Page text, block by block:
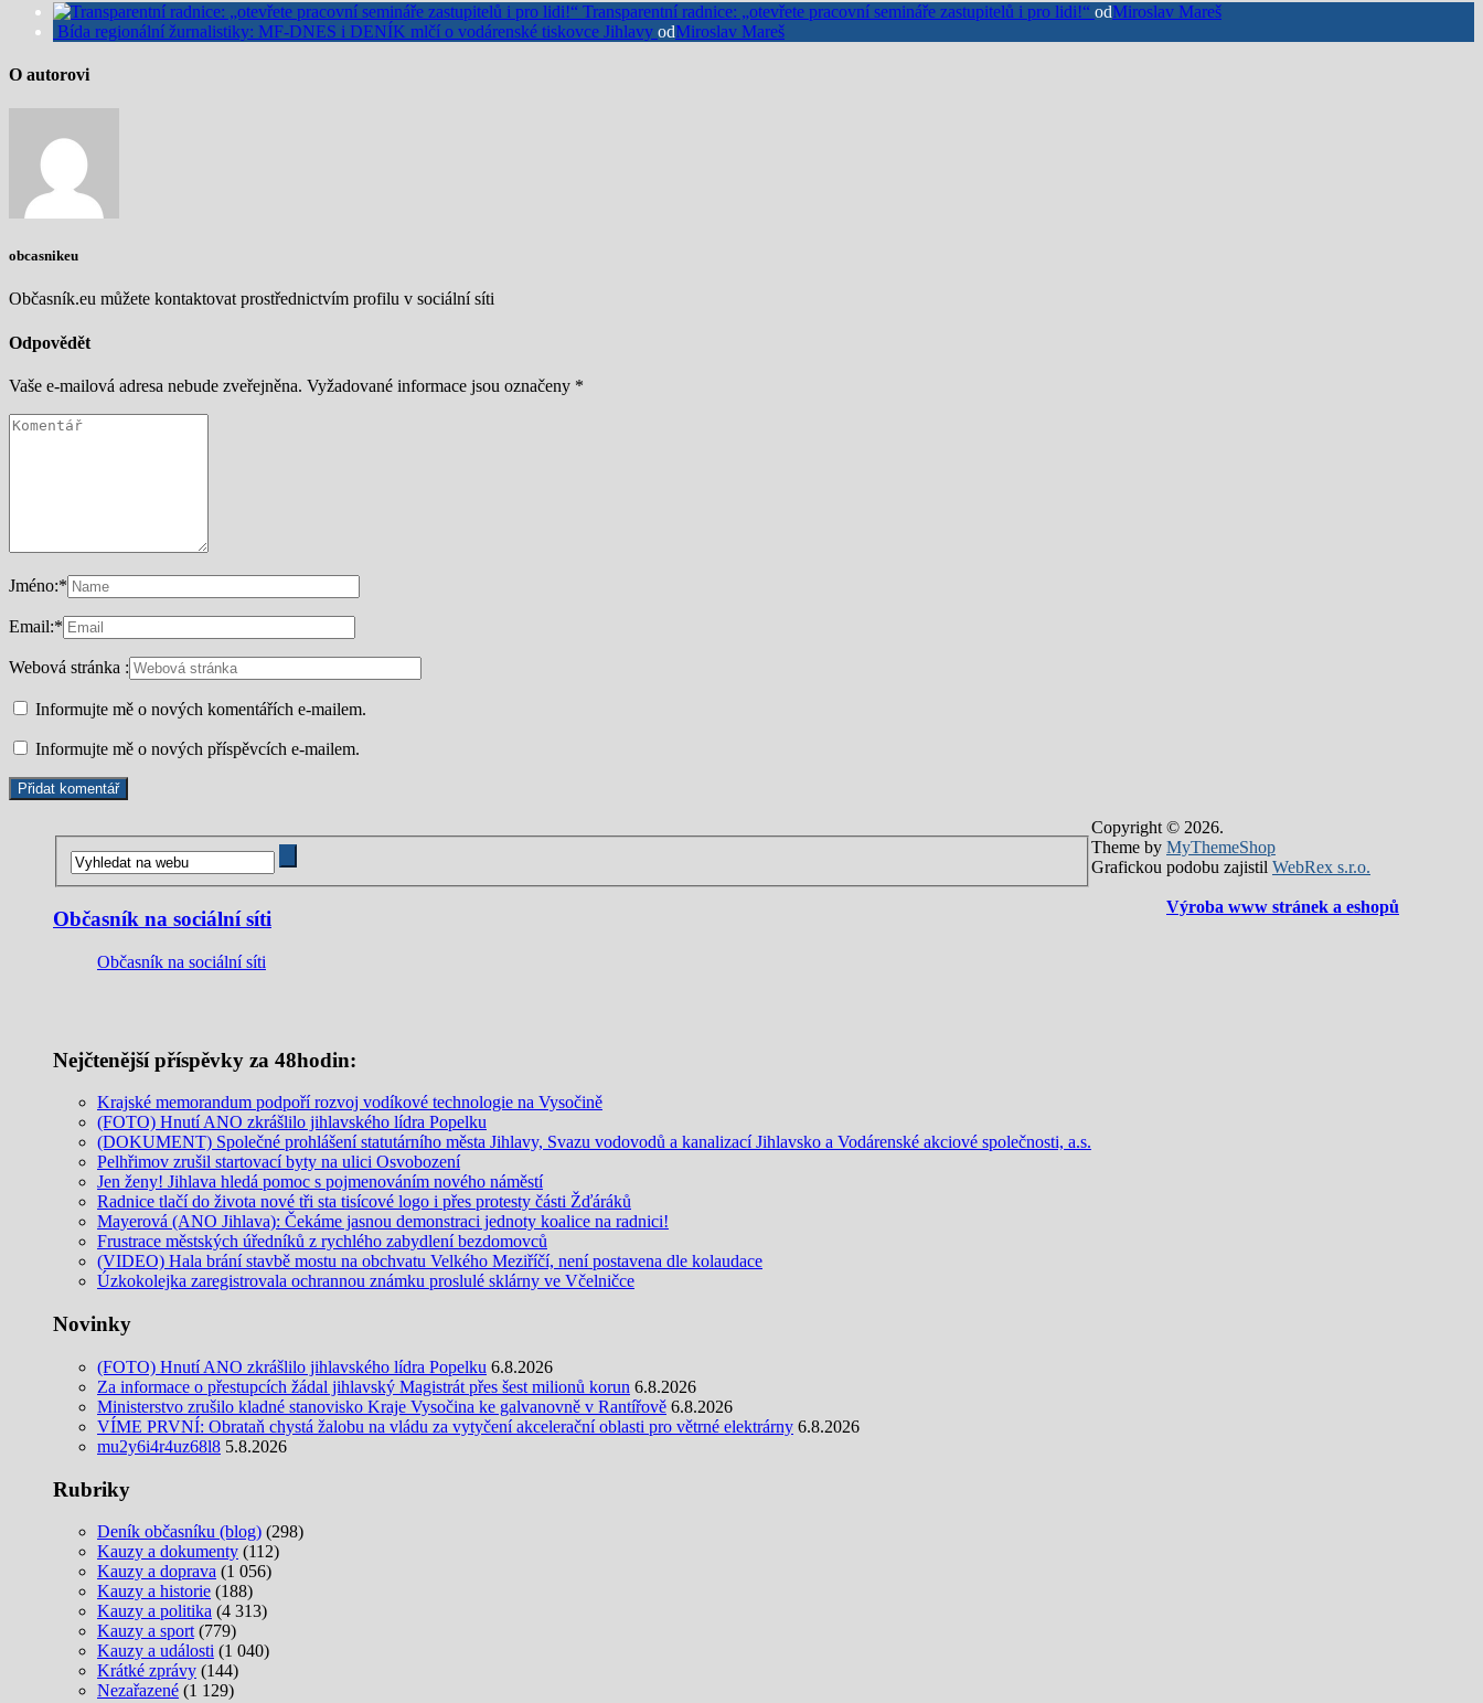
Transparentní radnice: „otevřete pracovní semináře zastupitelů i pro lidi!“ odMiroslav Mareš
Bída regionální žurnalistiky: MF-DNES i DENÍK mlčí o vodárenské tiskovce Jihlavy odMiroslav Mareš
O autorovi
obcasnikeu
Občasník.eu můžete kontaktovat prostřednictvím profilu v sociální síti
Odpovědět
Vaše e-mailová adresa nebude zveřejněna. Vyžadované informace jsou označeny *
Jméno:*
Email:*
Webová stránka :
Informujte mě o nových komentářích e-mailem.
Informujte mě o nových příspěvcích e-mailem.
Občasník na sociální síti
Občasník na sociální síti
Nejčtenější příspěvky za 48hodin:
Krajské memorandum podpoří rozvoj vodíkové technologie na Vysočině
(FOTO) Hnutí ANO zkrášlilo jihlavského lídra Popelku
(DOKUMENT) Společné prohlášení statutárního města Jihlavy, Svazu vodovodů a kanalizací Jihlavsko a Vodárenské akciové společnosti, a.s.
Pelhřimov zrušil startovací byty na ulici Osvobození
Jen ženy! Jihlava hledá pomoc s pojmenováním nového náměstí
Radnice tlačí do života nové tři sta tisícové logo i přes protesty části Žďáráků
Mayerová (ANO Jihlava): Čekáme jasnou demonstraci jednoty koalice na radnici!
Frustrace městských úředníků z rychlého zabydlení bezdomovců
(VIDEO) Hala brání stavbě mostu na obchvatu Velkého Meziříčí, není postavena dle kolaudace
Úzkokolejka zaregistrovala ochrannou známku proslulé sklárny ve Včelničce
Novinky
(FOTO) Hnutí ANO zkrášlilo jihlavského lídra Popelku 6.8.2026
Za informace o přestupcích žádal jihlavský Magistrát přes šest milionů korun 6.8.2026
Ministerstvo zrušilo kladné stanovisko Kraje Vysočina ke galvanovně v Rantířově 6.8.2026
VÍME PRVNÍ: Obrataň chystá žalobu na vládu za vytyčení akcelerační oblasti pro větrné elektrárny 6.8.2026
mu2y6i4r4uz68l8 5.8.2026
Rubriky
Deník občasníku (blog) (298)
Kauzy a dokumenty (112)
Kauzy a doprava (1 056)
Kauzy a historie (188)
Kauzy a politika (4 313)
Kauzy a sport (779)
Kauzy a události (1 040)
Krátké zprávy (144)
Nezařazené (1 129)
Copyright © 2026.
Theme by MyThemeShop
Grafickou podobu zajistil WebRex s.r.o.
Výroba www stránek a eshopů